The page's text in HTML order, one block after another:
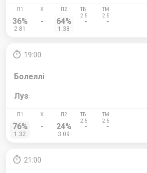
36%
2.81
- 64%
1.38
- -
19:00
Болеллі
Луз
76%
1.32
- 24%
3.09
- -
21:00